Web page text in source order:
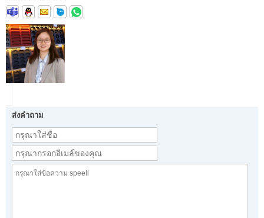
ส่งคำถาม